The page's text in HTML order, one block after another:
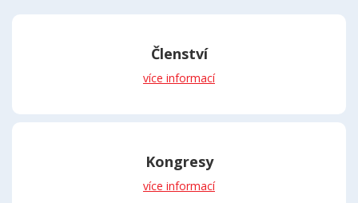
Členství
více informací
Kongresy
více informací